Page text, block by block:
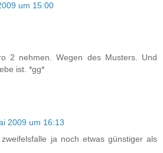
um 15:00
2 nehmen. Wegen des Musters. Und
ist. *gg*
2009 um 16:13
ja noch etwas günstiger als